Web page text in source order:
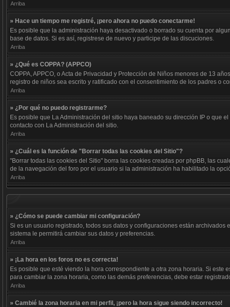
Arriba
» Hace un tiempo me registré, ¡pero ahora no puedo conectarme!
Es posible que la administración haya desactivado o borrado su cuenta por
base de datos. Si es así, registrese de nuevo y participe de las discuciones.
Arriba
» ¿Qué es COPPA? (APPCO)
COPPA, APPCO, o Acta de Privacidad y Protección de Niños menores de 13
registro de niños sea escrito y ratificado con el consentimiento de los padres o
Arriba
» ¿Por qué no puedo registrarme?
Es posible que La Administración del sitio haya baneado su dirección IP o que
contacto con La Administración del sitio.
Arriba
» ¿Cuál es la función de "Borrar todas las cookies del Sitio"?
"Borrar todas las cookies del Sitio" borra las cookies creadas por phpBB, las
de la navegación del foro por el usuario si la administración ha habilitado la
Arriba
» ¿Cómo se puede cambiar mi configuración?
Si es un usuario registrado, todos sus datos y configuraciones están
sistema le permitirá cambiar sus datos y preferencias.
Arriba
» ¡La hora en los foros no es correcta!
Es posible que esté viendo la hora correspondiente a otra zona horaria. Si este
para cambiar la zona horaria, como las demás preferencias, debe estar
Arriba
» Cambié la zona horaria en mi perfil, ¡pero la hora sigue siendo incorrecto!